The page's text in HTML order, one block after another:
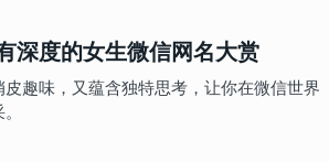
深度的女生微信网名大赏
趣味，又蕴含独特思考，让你在微信世界